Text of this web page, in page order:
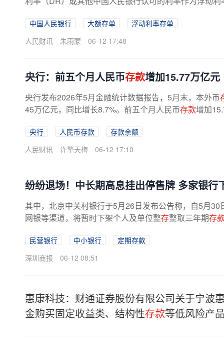
中国人民银行 大额存单
浮动利率存单
人民财讯
朱雨蒙 06-12 17:48
央行：前五个月人民币存款增加15.77万亿元
央行发布2026年5月金融统计数据报告，5月末，本外币
45万亿元，同比增长8.7%。前五个月人民币存款增加
央行 人民币存款
存款余额
人民财讯
许擎天梅 06-12 17:10
纷纷退场！中长期高息挂出停售牌 多家银行
其中，北京中关村银行于5月26日发布公告称，自5月
网银等渠道，将暂时下架个人及单位整存整取三年期存
民营银行 中小银行
定期存款
深圳商报
06-12 08:51
惠康科技：财通证券股份有限公司关于宁波
金购买固定收益类、结构性存款等低风险产